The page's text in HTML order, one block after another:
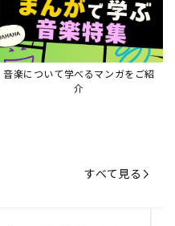
音楽について学べるマンガをご紹
介
すべて見る